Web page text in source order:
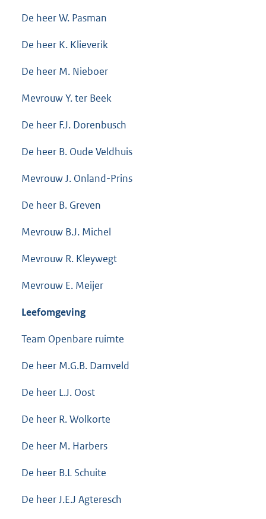
De heer W. Pasman
De heer K. Klieverik
De heer M. Nieboer
Mevrouw Y. ter Beek
De heer F.J. Dorenbusch
De heer B. Oude Veldhuis
Mevrouw J. Onland-Prins
De heer B. Greven
Mevrouw B.J. Michel
Mevrouw R. Kleywegt
Mevrouw E. Meijer
Leefomgeving
Team Openbare ruimte
De heer M.G.B. Damveld
De heer L.J. Oost
De heer R. Wolkorte
De heer M. Harbers
De heer B.L Schuite
De heer J.E.J Agteresch